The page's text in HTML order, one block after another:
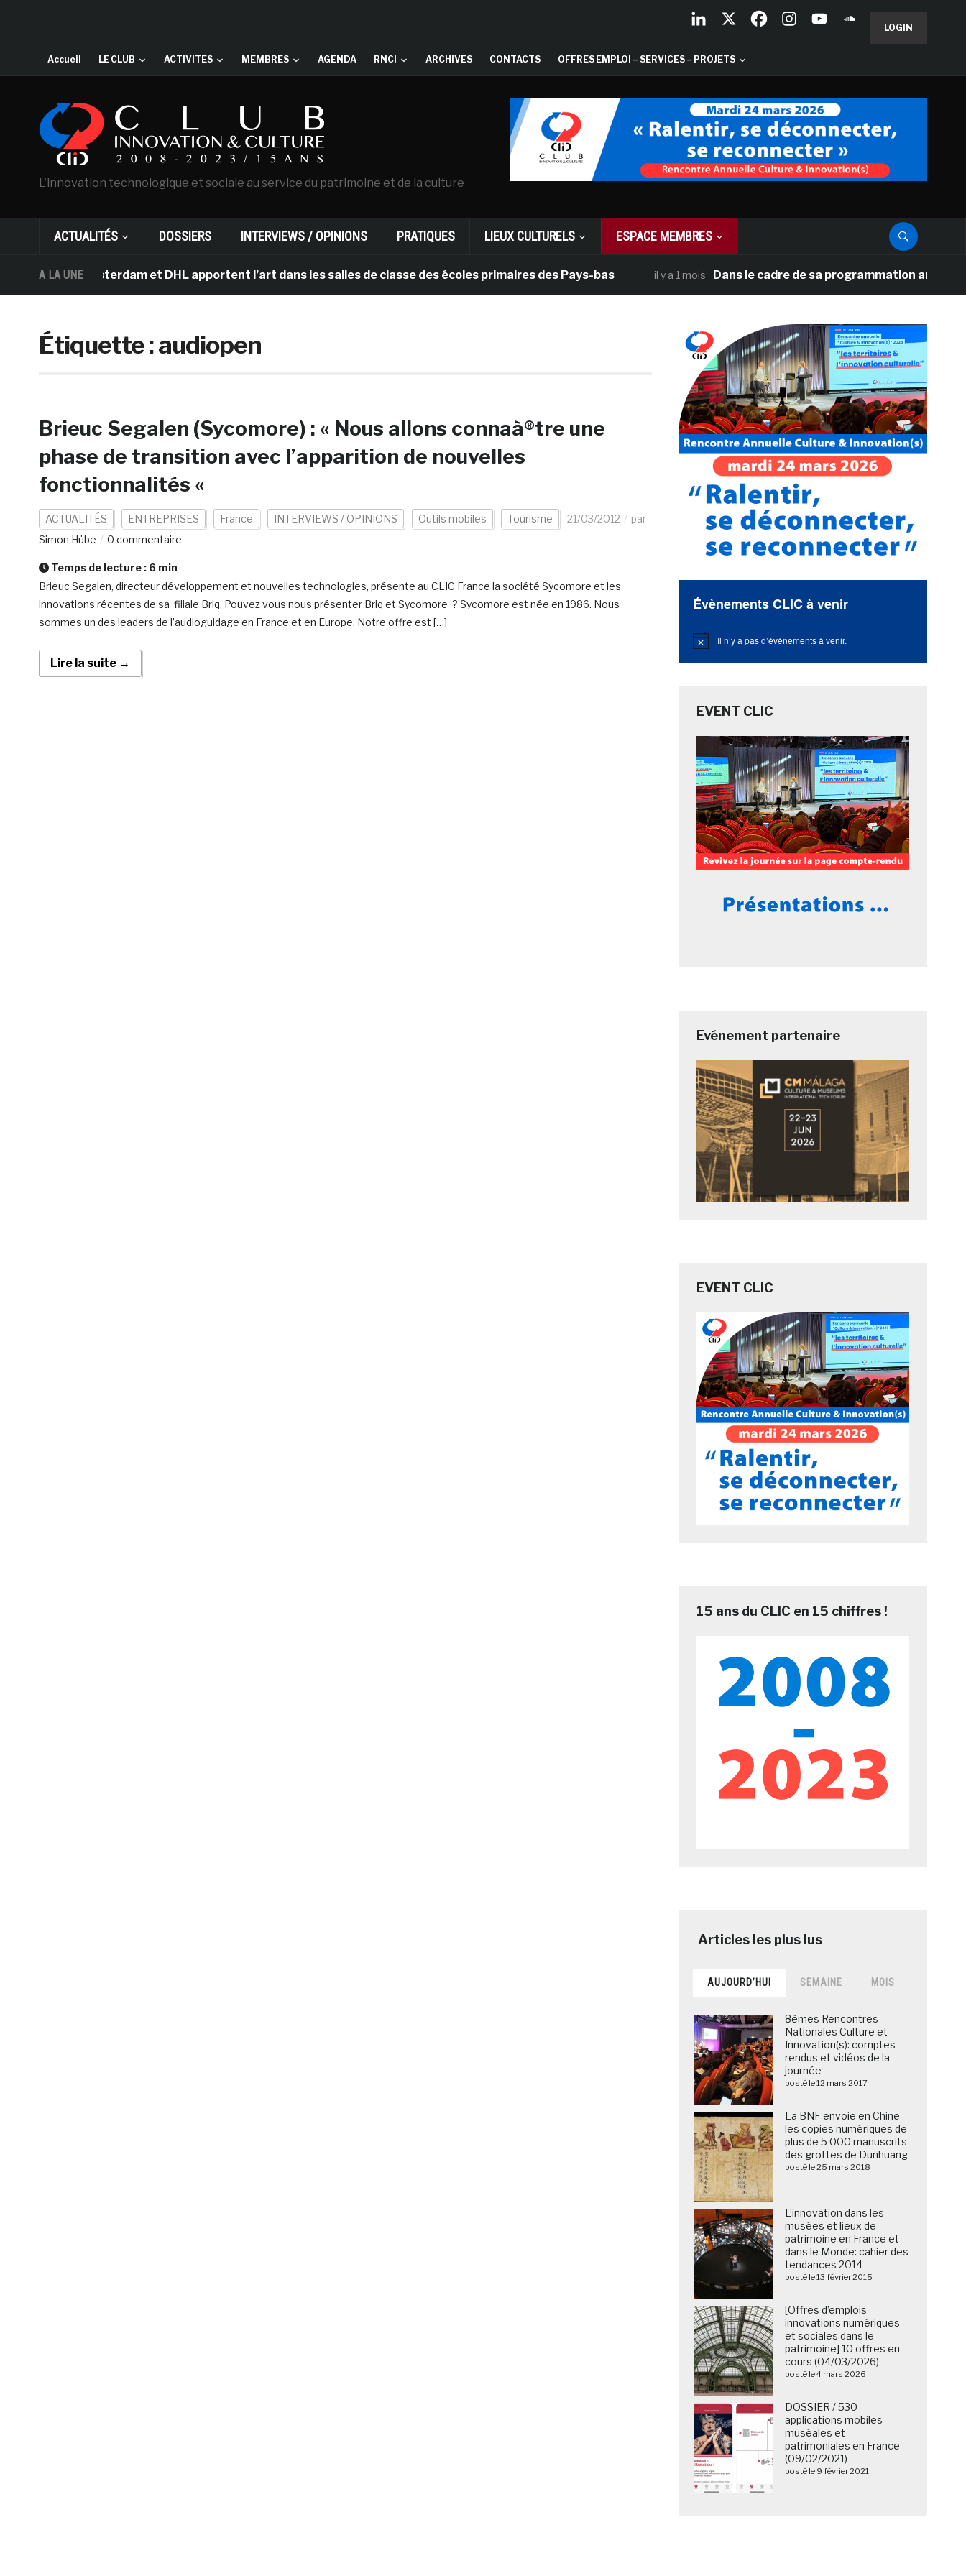
LOGIN
Accueil LE CLUB ACTIVITES MEMBRES AGENDA RNCI ARCHIVES CONTACTS OFFRES EMPLOI – SERVICES – PROJETS
L'innovation technologique et sociale au service du patrimoine et de la culture
ACTUALITÉS DOSSIERS INTERVIEWS / OPINIONS PRATIQUES LIEUX CULTURELS ESPACE MEMBRES
A LA UNE
Gogh d’Amsterdam et DHL apportent l’art dans les salles de classe des écoles primaires des Pays-bas il y a 1 mois Dans le cadre de sa programmation américaine,
Étiquette :audiopen
Brieuc Segalen (Sycomore) : « Nous allons connaà®tre une
phase de transition avec l’apparition de nouvelles
fonctionnalités «
ACTUALITÉS ENTREPRISES France INTERVIEWS / OPINIONS Outils mobiles Tourisme 21/03/2012
par
Simon Hübe
0 commentaire
Temps de lecture : 6 min
Brieuc Segalen, directeur développement et nouvelles technologies, présente au CLIC France la société Sycomore et les
innovations récentes de sa filiale Briq. Pouvez vous nous présenter Briq et Sycomore ? Sycomore est née en 1986. Nous
sommes un des leaders de l’audioguidage en France et en Europe. Notre offre est […]
Lire la suite →
Évènements CLIC à venir
Notice Il n’y a pas d’évènements à venir.
EVENT CLIC
Evénement partenaire
EVENT CLIC
15 ans du CLIC en 15 chiffres !
AUJOURD’HUI SEMAINE MOIS
8èmes Rencontres
Nationales Culture et
Innovation(s): comptes-
rendus et vidéos de la
journée
posté le 12 mars 2017
La BNF envoie en Chine
les copies numériques de
plus de 5 000 manuscrits
des grottes de Dunhuang
posté le 25 mars 2018
L’innovation dans les
musées et lieux de
patrimoine en France et
dans le Monde: cahier des
tendances 2014
posté le 13 février 2015
[Offres d’emplois
innovations numériques
et sociales dans le
patrimoine] 10 offres en
cours (04/03/2026)
posté le 4 mars 2026
DOSSIER / 530
applications mobiles
muséales et
patrimoniales en France
(09/02/2021)
posté le 9 février 2021